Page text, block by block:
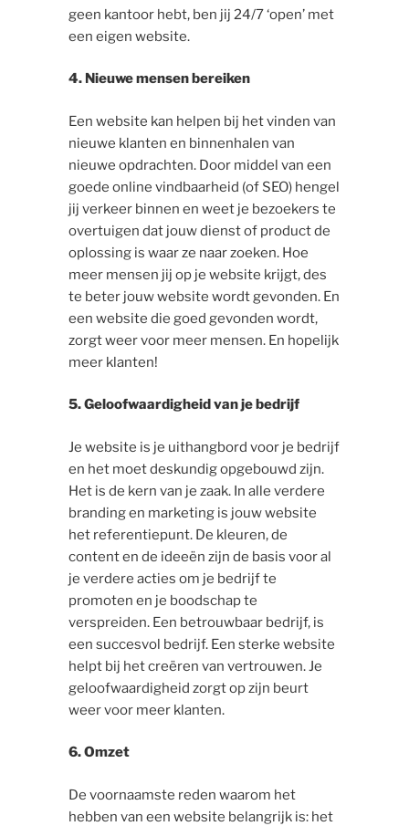
geen kantoor hebt, ben jij 24/7 ‘open’ met
een eigen website.
4. Nieuwe mensen bereiken
Een website kan helpen bij het vinden van
nieuwe klanten en binnenhalen van
nieuwe opdrachten. Door middel van een
goede online vindbaarheid (of SEO) hengel
jij verkeer binnen en weet je bezoekers te
overtuigen dat jouw dienst of product de
oplossing is waar ze naar zoeken. Hoe
meer mensen jij op je website krijgt, des
te beter jouw website wordt gevonden. En
een website die goed gevonden wordt,
zorgt weer voor meer mensen. En hopelijk
meer klanten!
5. Geloofwaardigheid van je bedrijf
Je website is je uithangbord voor je bedrijf
en het moet deskundig opgebouwd zijn.
Het is de kern van je zaak. In alle verdere
branding en marketing is jouw website
het referentiepunt. De kleuren, de
content en de ideeën zijn de basis voor al
je verdere acties om je bedrijf te
promoten en je boodschap te
verspreiden. Een betrouwbaar bedrijf, is
een succesvol bedrijf. Een sterke website
helpt bij het creëren van vertrouwen. Je
geloofwaardigheid zorgt op zijn beurt
weer voor meer klanten.
6. Omzet
De voornaamste reden waarom het
hebben van een website belangrijk is: het